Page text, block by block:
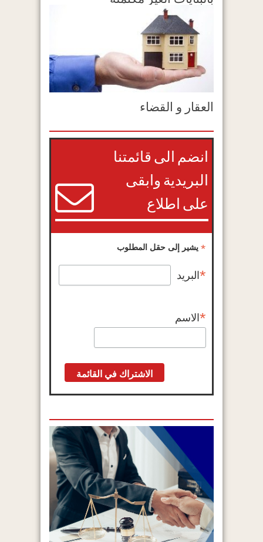
العقار و القضاء
انضم الى قائمتنا
البريدية وابقى
على اطلاع
*يشير إلى حقل المطلوب
*البريد
*الاسم